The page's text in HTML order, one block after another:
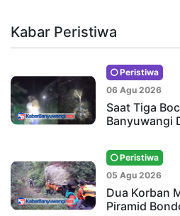
Kabar Peristiwa
Peristiwa
06 Agu 2026
Saat Tiga
Banyuwangi
Peristiwa
05 Agu 2026
Dua Korban
Piramid